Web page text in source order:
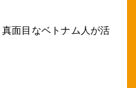
面目なベトナム人が活